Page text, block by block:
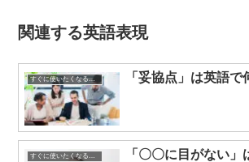
関連する英語表現
すぐに使いたくなる英語表現 「妥協点」は英語で
すぐに使いたくなる英語表現
「〇〇に目がない